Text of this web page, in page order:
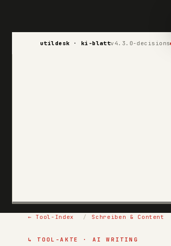
utildesk · ki-blattv4.3.0-decisions
← Tool-Index / Schreiben & Content
↳ TOOL-AKTE · AI WRITING